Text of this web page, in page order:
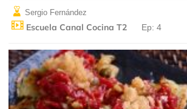
Sergio Fernández
Escuela Canal Cocina T2 Ep: 4